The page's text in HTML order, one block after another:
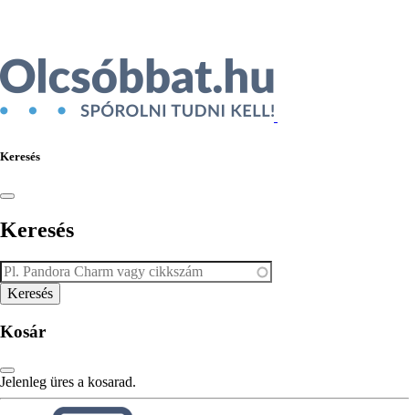
Keresés
Keresés
Kosár
Jelenleg üres a kosarad.